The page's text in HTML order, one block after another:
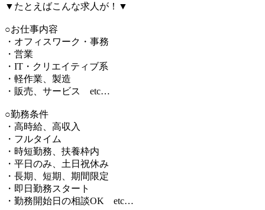
▼たとえばこんな求人が！▼
○お仕事内容
・オフィスワーク・事務
・営業
・IT・クリエイティブ系
・軽作業、製造
・販売、サービス etc…
○勤務条件
・高時給、高収入
・フルタイム
・時短勤務、扶養枠内
・平日のみ、土日祝休み
・長期、短期、期間限定
・即日勤務スタート
・勤務開始日の相談OK etc…